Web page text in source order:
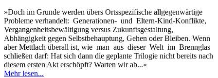
»Doch im Grunde werden übers Ortsspezifische allgegenwärtige
Probleme verhandelt: Generationen- und Eltern-Kind-Konflikte,
Vergangenheitsbewältigung versus Zukunftsgestaltung,
Abhängigkeit gegen Selbstbehauptung, Gehen oder Bleiben. Wenn
aber Mettlach überall ist, wie man aus dieser Welt im Brennglas
schließen darf: Hat sich dann die geplante Trilogie nicht bereits nach
diesem ersten Akt erschöpft? Warten wir ab...«
Mehr lesen...